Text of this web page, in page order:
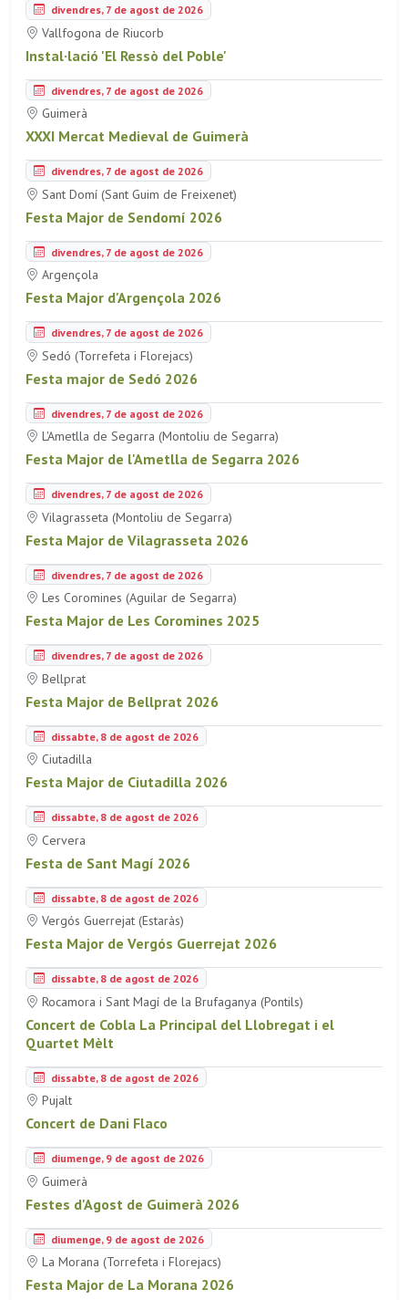
divendres, 7 de agost de 2026
Vallfogona de Riucorb
Instal·lació 'El Ressò del Poble'
divendres, 7 de agost de 2026
Guimerà
XXXI Mercat Medieval de Guimerà
divendres, 7 de agost de 2026
Sant Domí (Sant Guim de Freixenet)
Festa Major de Sendomí 2026
divendres, 7 de agost de 2026
Argençola
Festa Major d'Argençola 2026
divendres, 7 de agost de 2026
Sedó (Torrefeta i Florejacs)
Festa major de Sedó 2026
divendres, 7 de agost de 2026
L'Ametlla de Segarra (Montoliu de Segarra)
Festa Major de l'Ametlla de Segarra 2026
divendres, 7 de agost de 2026
Vilagrasseta (Montoliu de Segarra)
Festa Major de Vilagrasseta 2026
divendres, 7 de agost de 2026
Les Coromines (Aguilar de Segarra)
Festa Major de Les Coromines 2025
divendres, 7 de agost de 2026
Bellprat
Festa Major de Bellprat 2026
dissabte, 8 de agost de 2026
Ciutadilla
Festa Major de Ciutadilla 2026
dissabte, 8 de agost de 2026
Cervera
Festa de Sant Magí 2026
dissabte, 8 de agost de 2026
Vergós Guerrejat (Estaràs)
Festa Major de Vergós Guerrejat 2026
dissabte, 8 de agost de 2026
Rocamora i Sant Magí de la Brufaganya (Pontils)
Concert de Cobla La Principal del Llobregat i el
Quartet Mèlt
dissabte, 8 de agost de 2026
Pujalt
Concert de Dani Flaco
diumenge, 9 de agost de 2026
Guimerà
Festes d'Agost de Guimerà 2026
diumenge, 9 de agost de 2026
La Morana (Torrefeta i Florejacs)
Festa Major de La Morana 2026